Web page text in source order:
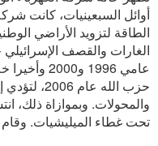
أوائل السبعينيات، كانت
الطاقة لتزويد الأراضي
الغارات والقصف
عامي 1996
حزب الله
والمحولات. وبموازاة ذلك،
تحت غطاء الميليشيات. وقام